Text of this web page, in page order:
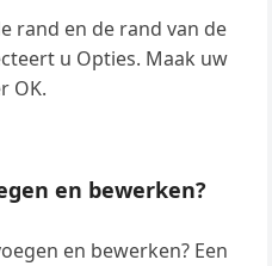
rand en de rand van de
u Opties. Maak uw
OK.
en bewerken?
en bewerken? Een